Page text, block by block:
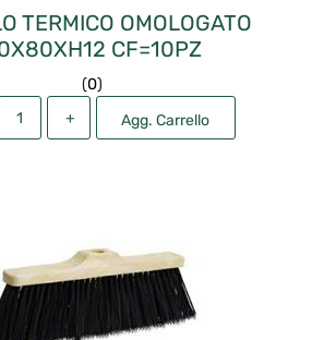
TERMICO OMOLOGATO
CF=10PZ
(0)
Agg. Carrello